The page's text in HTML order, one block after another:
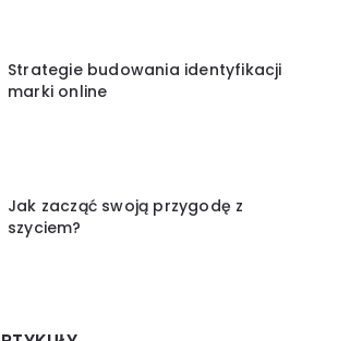
Strategie budowania identyfikacji
marki online
Jak zacząć swoją przygodę z
szyciem?